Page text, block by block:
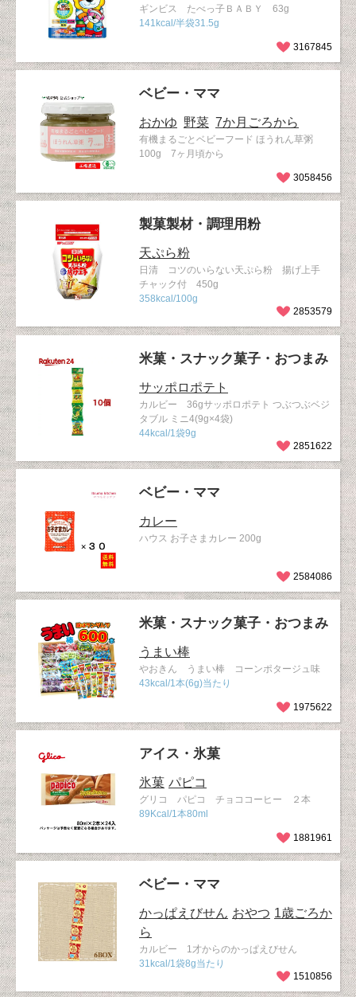
ギンビス たべっ子ＢＡＢＹ 63g
141kcal/半袋31.5g
3167845
ベビー・ママ
おかゆ 野菜 7か月ごろから
有機まるごとベビーフード ほうれん草粥
100g 7ヶ月頃から
3058456
製菓製材・調理用粉
天ぷら粉
日清 コツのいらない天ぷら粉 揚げ上手
チャック付 450g
358kcal/100g
2853579
米菓・スナック菓子・おつまみ
サッポロポテト
カルビー 36gサッポロポテト つぶつぶベジ
タブル ミニ4(9g×4袋)
44kcal/1袋9g
2851622
ベビー・ママ
カレー
ハウス お子さまカレー 200g
2584086
米菓・スナック菓子・おつまみ
うまい棒
やおきん うまい棒 コーンポタージュ味
43kcal/1本(6g)当たり
1975622
アイス・氷菓
氷菓 パピコ
グリコ パピコ チョココーヒー ２本
89Kcal/1本80ml
1881961
ベビー・ママ
かっぱえびせん おやつ 1歳ごろか
ら
カルビー 1才からのかっぱえびせん
31kcal/1袋8g当たり
1510856